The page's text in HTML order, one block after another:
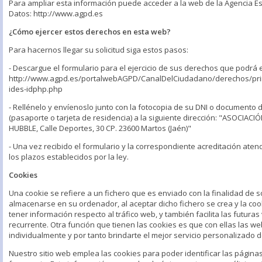
Para ampliar esta información puede acceder a la web de la Agencia
Datos: http://www.agpd.es
¿Cómo ejercer estos derechos en esta web?
Para hacernos llegar su solicitud siga estos pasos:
- Descargue el formulario para el ejercicio de sus derechos que podrá
http://www.agpd.es/portalwebAGPD/CanalDelCiudadano/derechos/
ides-idphp.php
- Rellénelo y envíenoslo junto con la fotocopia de su DNI o documento
(pasaporte o tarjeta de residencia) a la siguiente dirección:
HUBBLE, Calle Deportes, 30 CP. 23600 Martos (Jaén)"
- Una vez recibido el formulario y la correspondiente acreditación
los plazos establecidos por la ley.
Cookies
Una cookie se refiere a un fichero que es enviado con la finalidad de
almacenarse en su ordenador, al aceptar dicho fichero se crea y la
tener información respecto al tráfico web, y también facilita las
recurrente. Otra función que tienen las cookies es que con ellas las
individualmente y por tanto brindarte el mejor servicio personalizado
Nuestro sitio web emplea las cookies para poder identificar las